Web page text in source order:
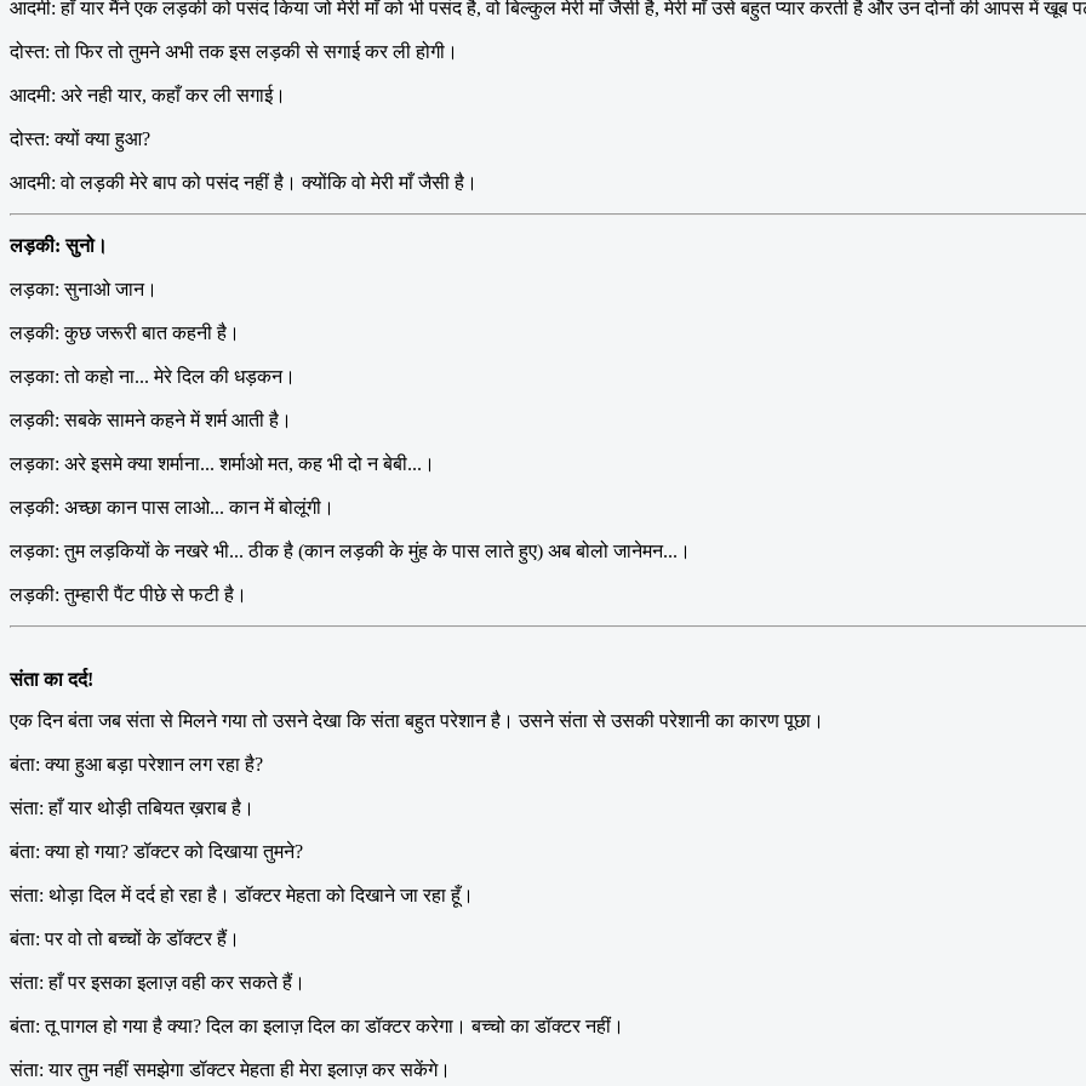
आदमी: हाँ यार मैंने एक लड़की को पसंद किया जो मेरी माँ को भी पसंद है, वो बिल्कुल मेरी माँ जैसी है, मेरी माँ उसे बहुत प्यार करती है और उन दोनों की आपस में खूब
दोस्त: तो फिर तो तुमने अभी तक इस लड़की से सगाई कर ली होगी।
आदमी: अरे नही यार, कहाँ कर ली सगाई।
दोस्त: क्यों क्या हुआ?
आदमी: वो लड़की मेरे बाप को पसंद नहीं है। क्योंकि वो मेरी माँ जैसी है।
लड़की: सुनो।
लड़का: सुनाओ जान।
लड़की: कुछ जरूरी बात कहनी है।
लड़का: तो कहो ना... मेरे दिल की धड़कन।
लड़की: सबके सामने कहने में शर्म आती है।
लड़का: अरे इसमे क्या शर्माना... शर्माओ मत, कह भी दो न बेबी...।
लड़की: अच्छा कान पास लाओ... कान में बोलूंगी।
लड़का: तुम लड़कियों के नखरे भी... ठीक है (कान लड़की के मुंह के पास लाते हुए) अब बोलो जानेमन...।
लड़की: तुम्हारी पैंट पीछे से फटी है।
संता का दर्द!
एक दिन बंता जब संता से मिलने गया तो उसने देखा कि संता बहुत परेशान है। उसने संता से उसकी परेशानी का कारण पूछा।
बंता: क्या हुआ बड़ा परेशान लग रहा है?
संता: हाँ यार थोड़ी तबियत ख़राब है।
बंता: क्या हो गया? डॉक्टर को दिखाया तुमने?
संता: थोड़ा दिल में दर्द हो रहा है। डॉक्टर मेहता को दिखाने जा रहा हूँ।
बंता: पर वो तो बच्चों के डॉक्टर हैं।
संता: हाँ पर इसका इलाज़ वही कर सकते हैं।
बंता: तू पागल हो गया है क्या? दिल का इलाज़ दिल का डॉक्टर करेगा। बच्चो का डॉक्टर नहीं।
संता: यार तुम नहीं समझेगा डॉक्टर मेहता ही मेरा इलाज़ कर सकेंगे।